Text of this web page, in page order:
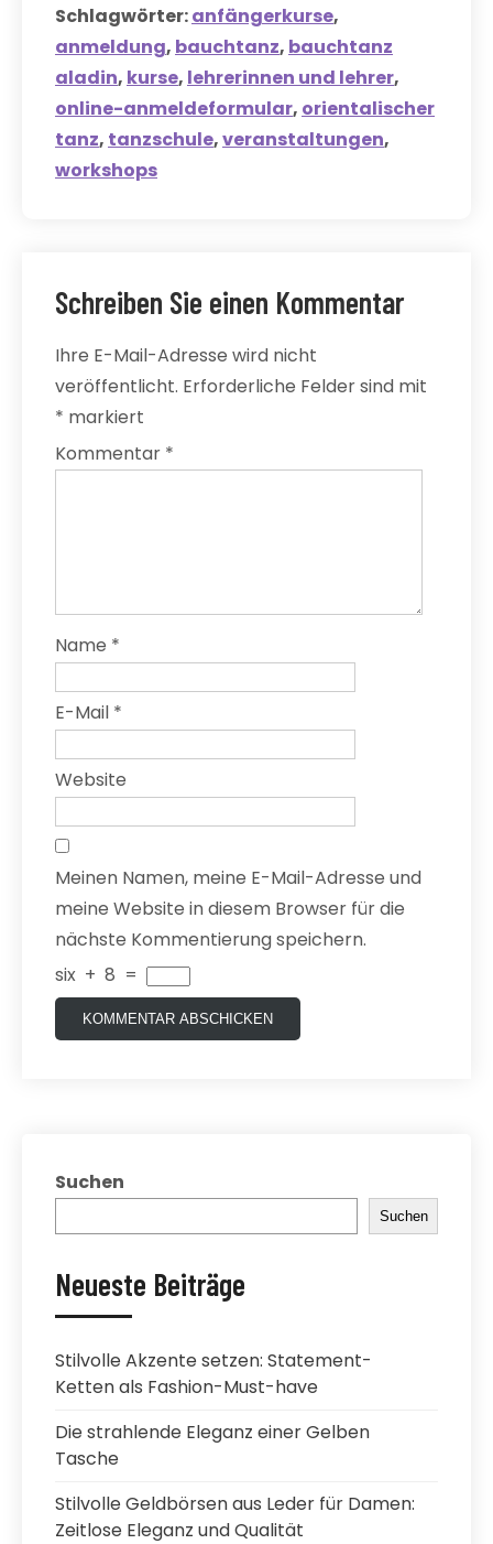
Schlagwörter:anfängerkurse,
anmeldung, bauchtanz, bauchtanz
aladin, kurse, lehrerinnen und lehrer,
online-anmeldeformular, orientalischer
tanz, tanzschule,veranstaltungen,
workshops
Schreiben Sie einen Kommentar
Ihre E-Mail-Adresse wird nicht
veröffentlicht. Erforderliche Felder sind mit
* markiert
Kommentar *
Name *
E-Mail *
Website
Meinen Namen, meine E-Mail-Adresse und
meine Website in diesem Browser für die
nächste Kommentierung speichern.
six + 8 =
Suchen
Suchen
Neueste Beiträge
Stilvolle Akzente setzen: Statement-
Ketten als Fashion-Must-have
Die strahlende Eleganz einer Gelben
Tasche
Stilvolle Geldbörsen aus Leder für Damen:
Zeitlose Eleganz und Qualität